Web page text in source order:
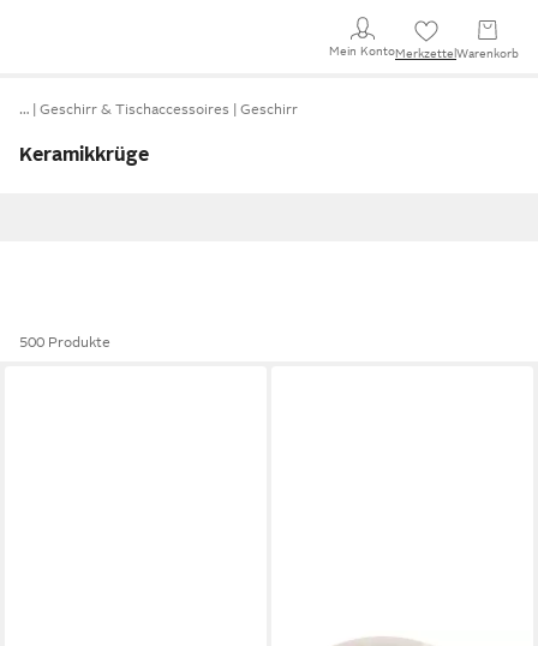
Mein KontoMerkzettel Warenkorb
… Geschirr & Tischaccessoires Geschirr
Keramikkrüge
500 Produkte